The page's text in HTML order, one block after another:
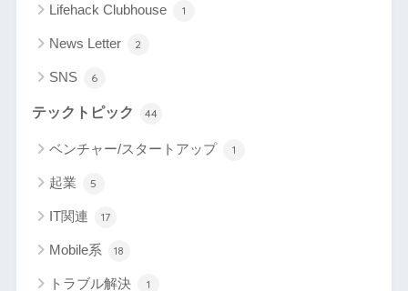
Lifehack Clubhouse 1
News Letter 2
SNS 6
テックトピック 44
ベンチャー/スタートアップ 1
起業 5
IT関連 17
Mobile系 18
トラブル解決 1